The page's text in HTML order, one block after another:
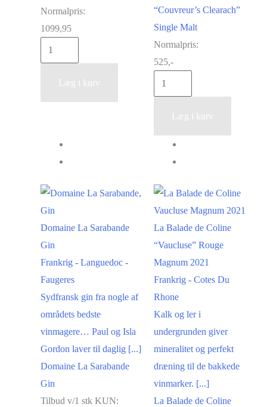
Normalpris:
1099,95
Michel
Couvreur
"Candid"Læg i kurv
“Couvreur’s Clearach”
Single Malt
Normalpris:
525,-
Michel
Couvreur
"Couvreur's
Single
antal
Læg i kurv
Domaine La Sarabande
Gin
Frankrig - Languedoc -
Faugeres
Sydfransk gin fra nogle af
områdets bedste
vinmagere… Paul og Isla
Gordon laver til daglig [...]
Domaine La Sarabande
Gin
Tilbud v/1 stk KUN:
La Balade de Coline
“Vaucluse” Rouge
Magnum 2021
Frankrig - Cotes Du
Rhone
Kalk og ler i
undergrunden giver
mineralitet og perfekt
dræning til de bakkede
vinmarker. [...]
La Balade de Coline